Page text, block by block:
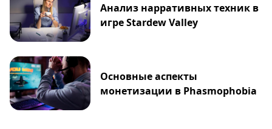
Анализ нарративных техник в
игре Stardew Valley
Основные аспекты
монетизации в Phasmophobia